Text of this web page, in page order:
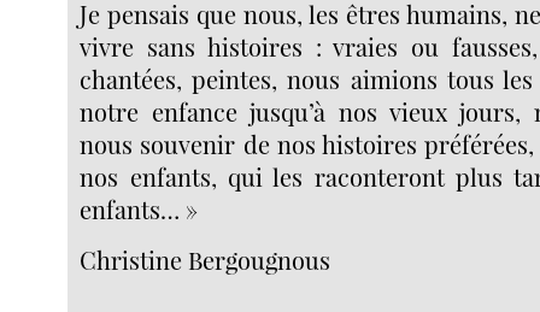
Je pensais que nous, les êtres humains,
vivre sans histoires : vraies ou
chantées, peintes, nous aimions tous
notre enfance jusqu’à nos vieux jours,
nous souvenir de nos histoires
nos enfants, qui les raconteront plus
enfants… »
Christine Bergougnous